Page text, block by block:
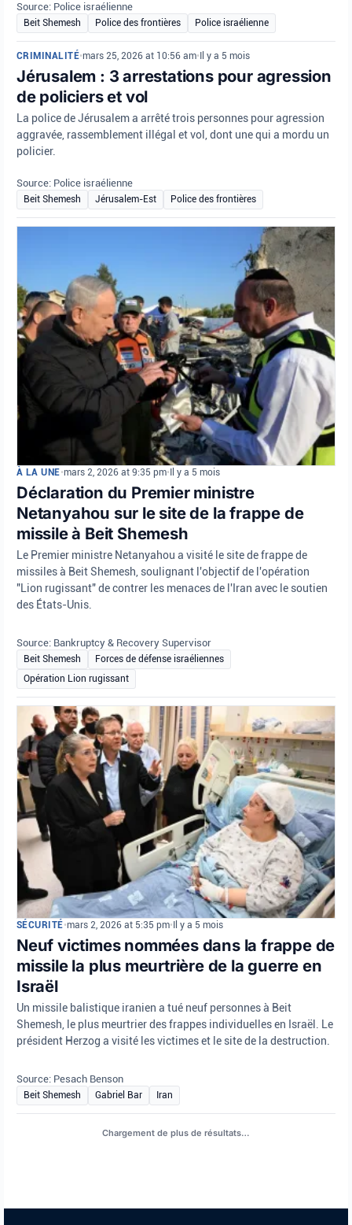
Source: Police israélienne
Beit Shemesh Police des frontières Police israélienne
CRIMINALITÉ•mars 25, 2026 at 10:56 am• Il y a 5 mois
Jérusalem : 3 arrestations pour agression
de policiers et vol
La police de Jérusalem a arrêté trois personnes pour agression
aggravée, rassemblement illégal et vol, dont une qui a mordu un
policier.
Source: Police israélienne
Beit Shemesh Jérusalem-Est Police des frontières
À LA UNE•mars 2, 2026 at 9:35 pm• Il y a 5 mois
Déclaration du Premier ministre
Netanyahou sur le site de la frappe de
missile à Beit Shemesh
Le Premier ministre Netanyahou a visité le site de frappe de
missiles à Beit Shemesh, soulignant l'objectif de l'opération
"Lion rugissant" de contrer les menaces de l'Iran avec le soutien
des États-Unis.
Source: Bankruptcy & Recovery Supervisor
Beit Shemesh
Forces de défense israéliennes
Opération Lion rugissant
SÉCURITÉ•mars 2, 2026 at 5:35 pm• Il y a 5 mois
Neuf victimes nommées dans la frappe de
missile la plus meurtrière de la guerre en
Israël
Un missile balistique iranien a tué neuf personnes à Beit
Shemesh, le plus meurtrier des frappes individuelles en Israël. Le
président Herzog a visité les victimes et le site de la destruction.
Source: Pesach Benson
Beit Shemesh Gabriel Bar Iran
août 6, 2026 at 1:47 pm • Il y a 3 jours
résidents d’Ashkelon qui menaient des